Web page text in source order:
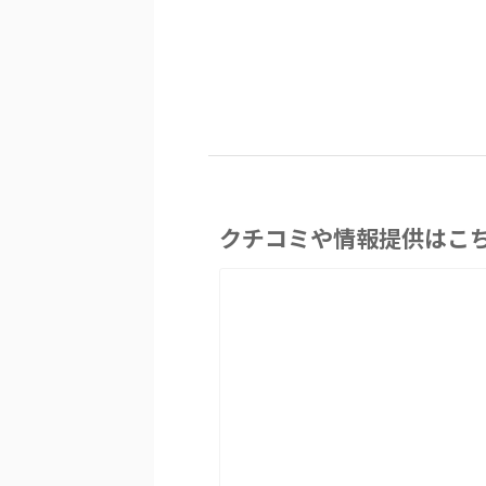
クチコミや情報提供はこ